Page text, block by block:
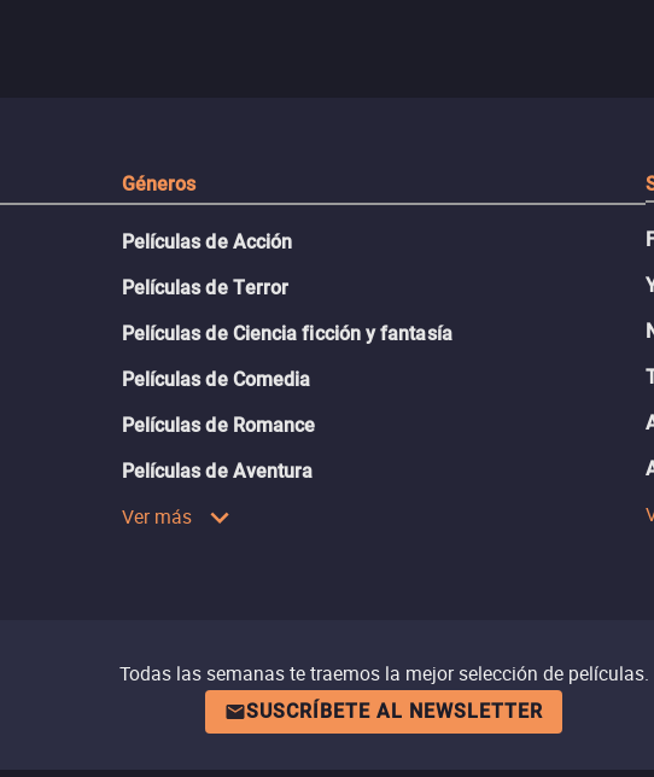
Géneros
Películas de Acción
Películas de Terror
Películas de Ciencia ficción y fantasía
Películas de Comedia
Películas de Romance
Películas de Aventura
Ver más
Todas las semanas te traemos la mejor selección de películas.
SUSCRÍBETE AL NEWSLETTER